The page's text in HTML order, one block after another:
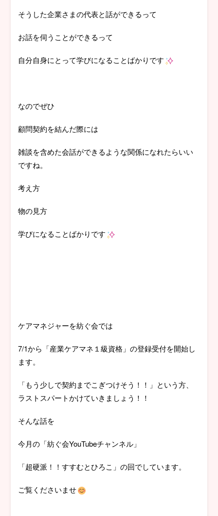
そうした企業さまの代表と話ができるって
お話を伺うことができるって
自分自身にとって学びになることばかりです
なのでぜひ
顧問契約を結んだ際には
雑談を含めた会話ができるような関係になれたらいい
ですね。
考え方
物の見方
学びになることばかりです
ケアマネジャーを紡ぐ会では
7/1から「産業ケアマネ１級資格」の登録受付を開始し
ます。
「もう少しで契約までこぎつけそう！！」という方、
ラストスパートかけていきましょう！！
そんな話を
今月の「紡ぐ会YouTubeチャンネル」
「超硬派！！すすむとひろこ」の回でしています。
ご覧くださいませ